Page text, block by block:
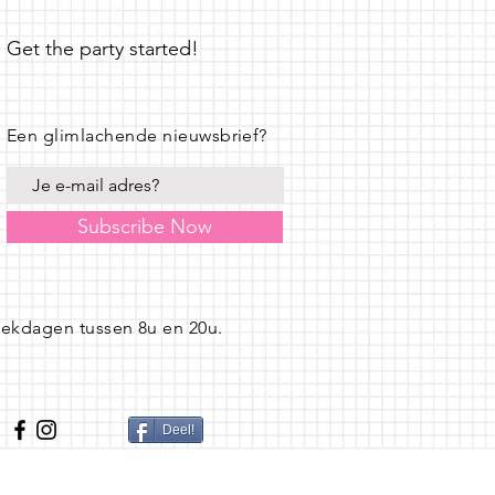
Get the party started!
tussen 8u en 20u.
Een glimlachende nieuwsbrief?
Subscribe Now
Deel!